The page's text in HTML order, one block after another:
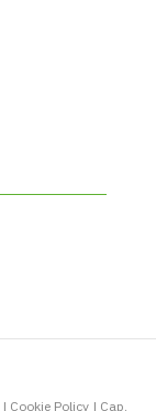
| Cookie Policy | Cap.